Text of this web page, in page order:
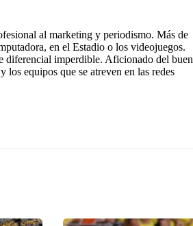
al marketing y periodismo. Más de
en el Estadio o los videojuegos.
diferencial imperdible. Aficionado del buen
equipos que se atreven en las redes